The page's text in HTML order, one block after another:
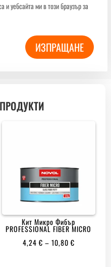
и уебсайта ми в този браузър за
ИЗПРАЩАНЕ
Кит Микро Фибър
PROFESSIONAL FIBER MICRO
4,24€ – 10,80€PRICE